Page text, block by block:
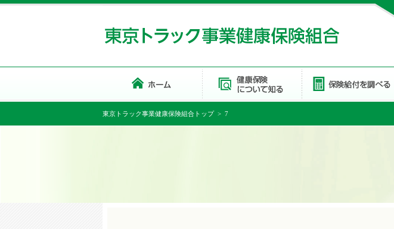
東京トラック事業健康保険組合トップ> 7